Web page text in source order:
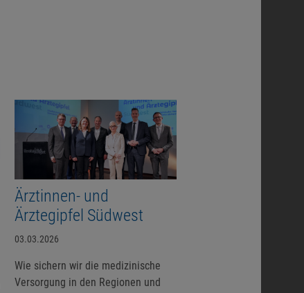
Ärztinnen- und
Ärztegipfel Südwest
03.03.2026
Wie sichern wir die medizinische
Versorgung in den Regionen und